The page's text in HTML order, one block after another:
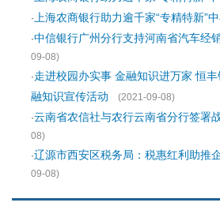
·上海农商银行助力逾千家“专精特新”
·中信银行广州分行支持河南省汽车经
09-08)
·走进校园办实事 金融知识进万家 恒
融知识宣传活动
(2021-09-08)
·云南省农信社与农行云南省分行签署
08)
·辽源市西安区税务局：税惠红利助推
09-08)